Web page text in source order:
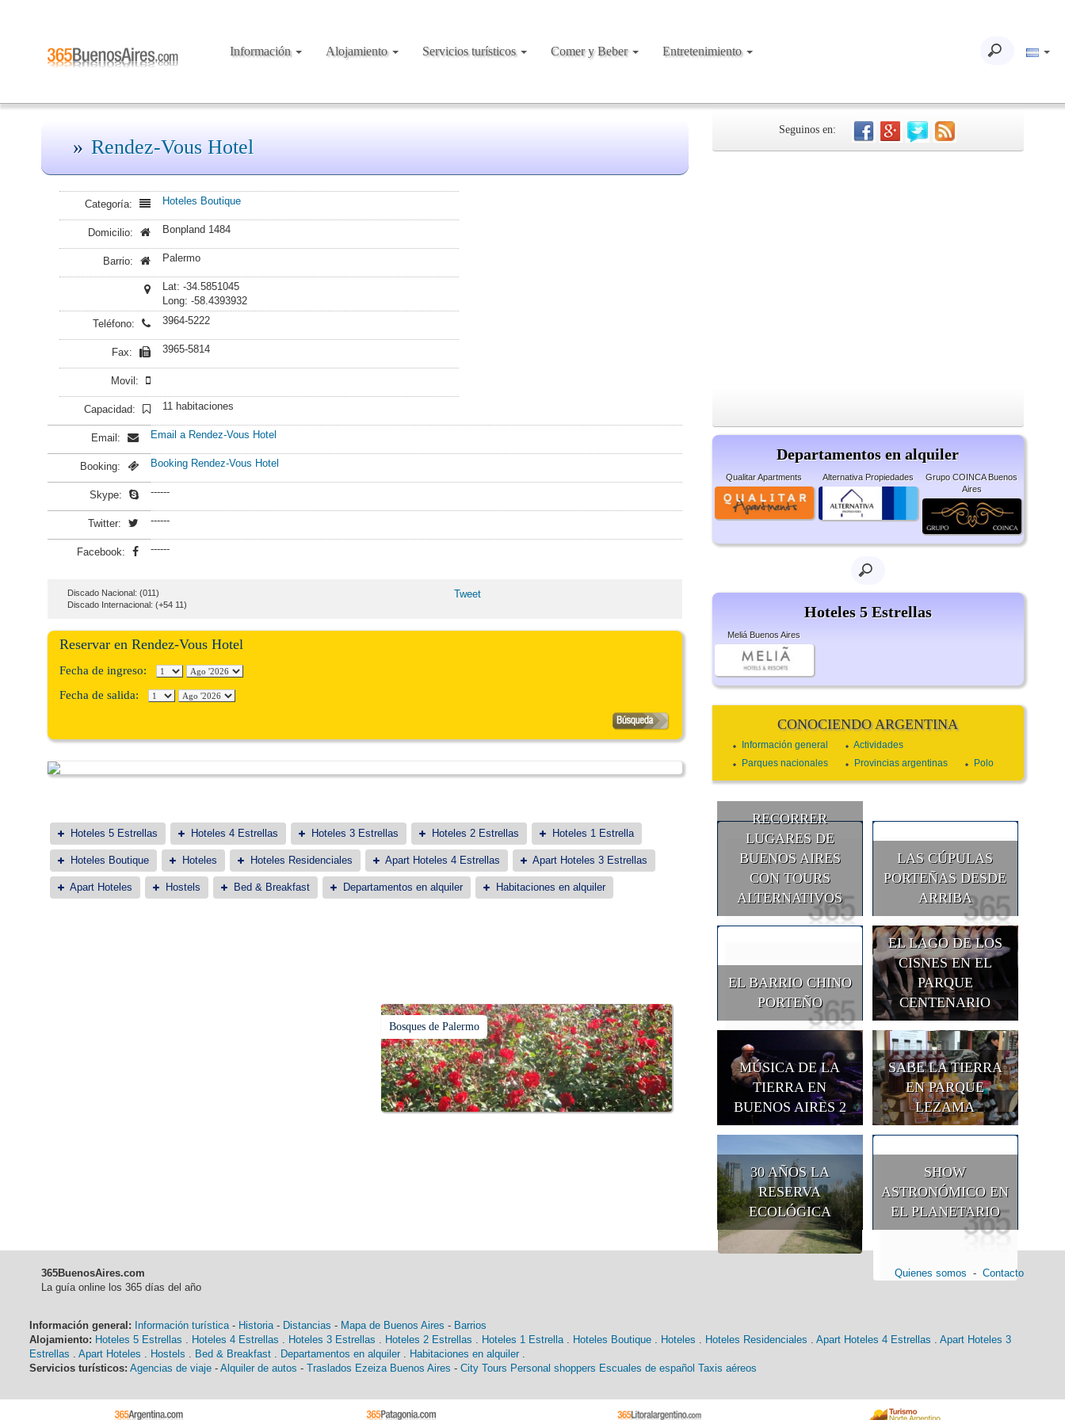
Información Alojamiento Servicios turísticos Comer y Beber Entretenimiento
Rendez-Vous Hotel
Categoría: Hoteles Boutique
Domicilio: Bonpland 1484
Barrio: Palermo
Lat: -34.5851045
Long: -58.4393932
Teléfono:
3964-5222
Fax: 3965-5814
Movil:
Capacidad: 11 habitaciones
Email: Email a Rendez-Vous Hotel
Booking: Booking Rendez-Vous Hotel
Skype: ------
Twitter: ------
Facebook: ------
Discado Nacional: (011)
Discado Internacional: (+54 11)
Tweet
Reservar en Rendez-Vous Hotel
Fecha de ingreso:
Fecha de salida:
Hoteles 5 Estrellas Hoteles 4 Estrellas Hoteles 3 Estrellas Hoteles 2 Estrellas Hoteles 1 Estrella
Hoteles Boutique Hoteles Hoteles Residenciales Apart Hoteles 4 Estrellas Apart Hoteles 3 Estrellas
Apart Hoteles Hostels Bed & Breakfast Departamentos en alquiler Habitaciones en alquiler
Bosques de Palermo
Seguinos en:
Departamentos en alquiler
Qualitar Apartments Alternativa Propiedades
Grupo COINCA Buenos
Aires
Hoteles 5 Estrellas
Meliá Buenos Aires
CONOCIENDO ARGENTINA
Información general
Actividades
Parques nacionales
Provincias argentinas Polo
RECORRER
LUGARES DE
BUENOS AIRES
CON TOURS
ALTERNATIVOS
LAS CÚPULAS
PORTEÑAS DESDE
ARRIBA
EL BARRIO CHINO
PORTEÑO
EL LAGO DE LOS
CISNES EN EL
PARQUE
CENTENARIO
MÚSICA DE LA
TIERRA EN
BUENOS AIRES 2
SABE LA TIERRA
EN PARQUE
LEZAMA
30 AÑOS LA
RESERVA
ECOLÓGICA
SHOW
ASTRONÓMICO EN
EL PLANETARIO
365BuenosAires.com
La guía online los 365 días del año
Quienes somos - Contacto
Información general: Información turística- Historia- Distancias - Mapa de Buenos Aires - Barrios
Alojamiento: Hoteles 5 Estrellas . Hoteles 4 Estrellas . Hoteles 3 Estrellas . Hoteles 2 Estrellas . Hoteles 1 Estrella. Hoteles Boutique . Hoteles . Hoteles Residenciales . Apart Hoteles 4 Estrellas . Apart Hoteles 3
Estrellas . Apart Hoteles . Hostels . Bed & Breakfast . Departamentos en alquiler . Habitaciones en alquiler .
Servicios turísticos: Agencias de viaje - Alquiler de autos - Traslados Ezeiza Buenos Aires - City Tours Personal shoppers Escuales de español Taxis aéreos